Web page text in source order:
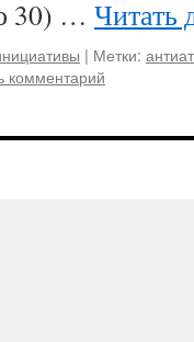
30) … Читать
| Метки:
комментарий